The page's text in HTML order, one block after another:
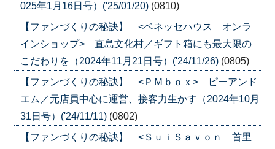
025年1月16日号）('25/01/20) (0810)
【ファンづくりの秘訣】 <ベネッセハウス オンラ
インショップ> 直島文化村／ギフト箱にも最大限の
こだわりを（2024年11月21日号）('24/11/26) (0805)
【ファンづくりの秘訣】 <ＰＭｂｏｘ> ピーアンド
エム／元店員中心に運営、接客力生かす（2024年10月
31日号）('24/11/11) (0802)
【ファンづくりの秘訣】 <ＳｕｉＳａｖｏｎ 首里